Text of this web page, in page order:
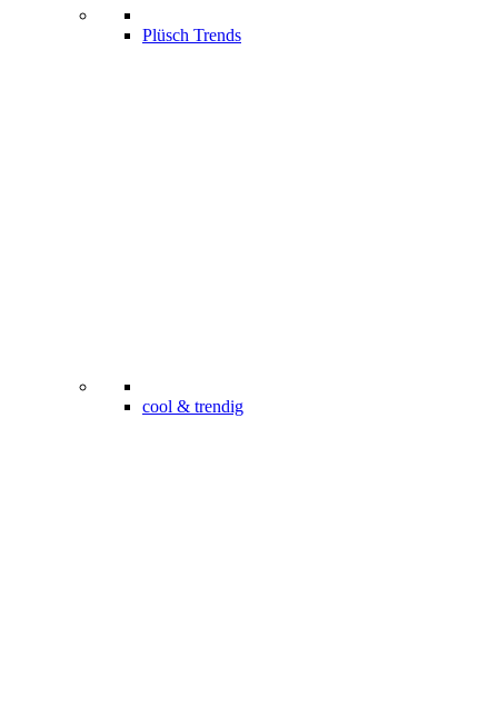
Plüsch Trends
cool & trendig